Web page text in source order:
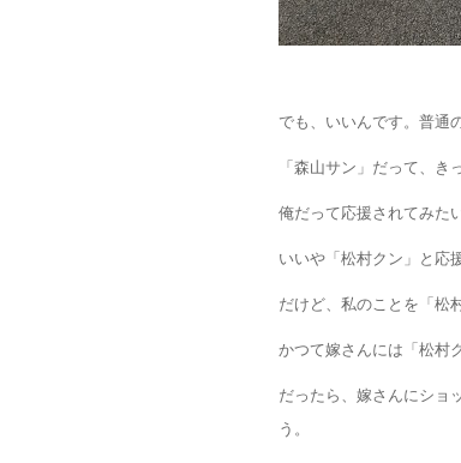
でも、いいんです。普通
「森山サン」だって、き
俺だって応援されてみた
いいや「松村クン」と応
だけど、私のことを「松
かつて嫁さんには「松村
だったら、嫁さんにショ
う。